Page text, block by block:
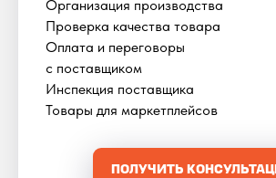
Организация производства
Проверка качества товара
Оплата и переговоры
с поставщиком
Инспекция поставщика
Товары для маркетплейсов
ПОЛУЧИТЬ